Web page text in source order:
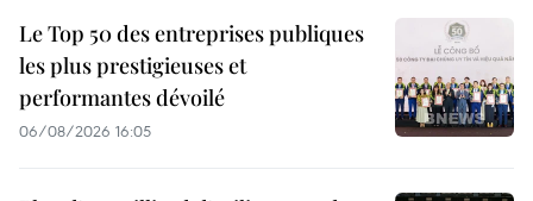
Le Top 50 des entreprises publiques
les plus prestigieuses et
performantes dévoilé
06/08/2026 16:05